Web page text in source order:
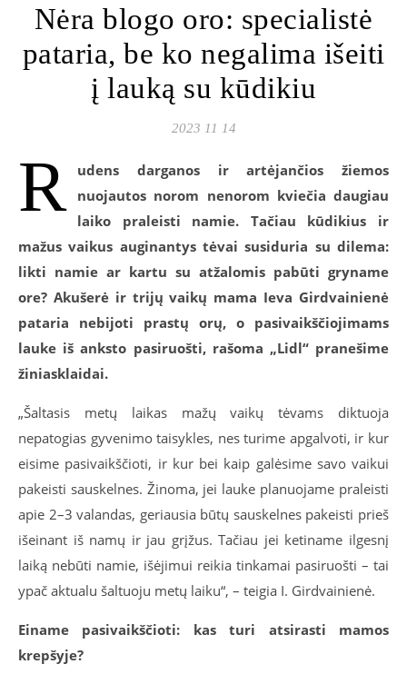
Nėra blogo oro: specialistė
pataria, be ko negalima išeiti
į lauką su kūdikiu
2023 11 14
R
udens darganos ir artėjančios žiemos
nuojautos norom nenorom kviečia daugiau
laiko praleisti namie. Tačiau kūdikius ir
mažus vaikus auginantys tėvai susiduria su dilema:
likti namie ar kartu su atžalomis pabūti gryname
ore? Akušerė ir trijų vaikų mama Ieva Girdvainienė
pataria nebijoti prastų orų, o pasivaikščiojimams
lauke iš anksto pasiruošti, rašoma „Lidl“ pranešime
žiniasklaidai.
„Šaltasis metų laikas mažų vaikų tėvams diktuoja
nepatogias gyvenimo taisykles, nes turime apgalvoti, ir kur
eisime pasivaikščioti, ir kur bei kaip galėsime savo vaikui
pakeisti sauskelnes. Žinoma, jei lauke planuojame praleisti
apie 2–3 valandas, geriausia būtų sauskelnes pakeisti prieš
išeinant iš namų ir jau grįžus. Tačiau jei ketiname ilgesnį
laiką nebūti namie, išėjimui reikia tinkamai pasiruošti – tai
ypač aktualu šaltuoju metų laiku“, – teigia I. Girdvainienė.
Einame pasivaikščioti: kas turi atsirasti mamos
krepšyje?